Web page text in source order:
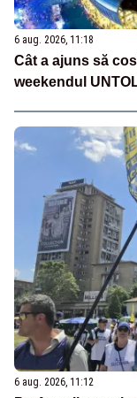
6 aug. 2026, 11:18
Cât a ajuns să
weekendul
6 aug. 2026, 11:12